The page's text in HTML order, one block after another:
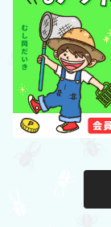
スウェット
帽子/バッグ/ポー
フィギュア/アクス